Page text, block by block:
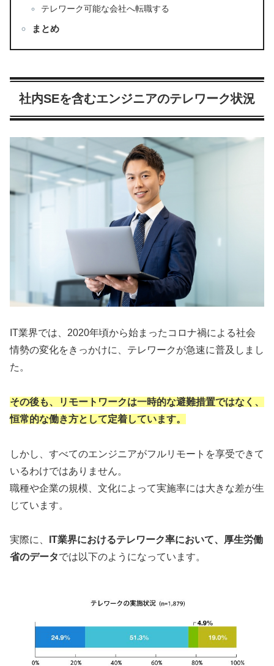
テレワーク可能な会社へ転職する
まとめ
社内SEを含むエンジニアのテレワーク状況
IT業界では、2020年頃から始まったコロナ禍による社会
情勢の変化をきっかけに、テレワークが急速に普及しまし
た。
その後も、リモートワークは一時的な避難措置ではなく、
恒常的な働き方として定着しています。
しかし、すべてのエンジニアがフルリモートを享受できて
いるわけではありません。
職種や企業の規模、文化によって実施率には大きな差が生
じています。
実際に、
IT業界におけるテレワーク率において、厚生労働
省のデータでは以下のようになっています。